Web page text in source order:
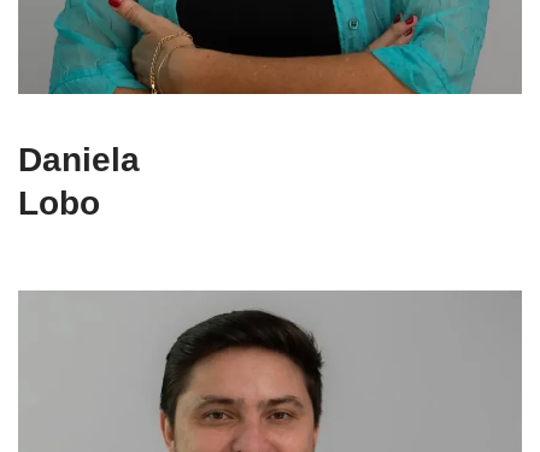
Daniela
Lobo